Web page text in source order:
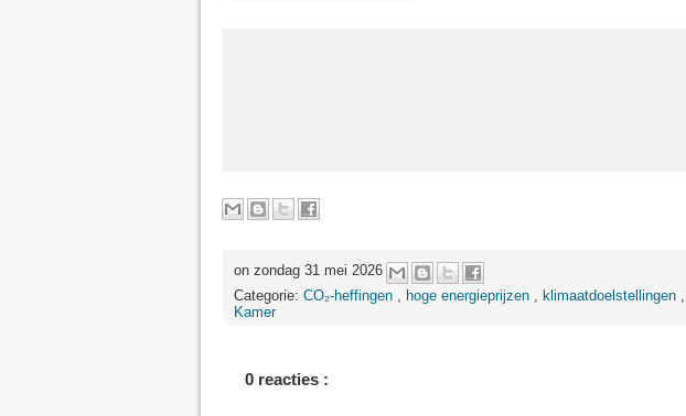
on zondag 31 mei 2026
Categorie: CO₂-heffingen , hoge energieprijzen , klimaatdoelstellingen ,
Kamer
0 reacties :